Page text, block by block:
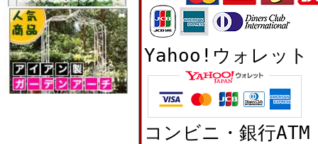
Yahoo!ウォレット
コンビニ・銀行